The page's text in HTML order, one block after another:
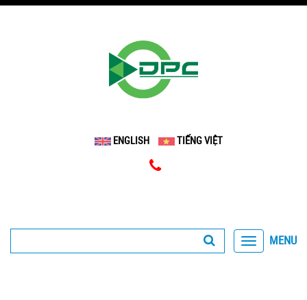
ENGLISH TIẾNG VIỆT
MENU
Toggle
navigation